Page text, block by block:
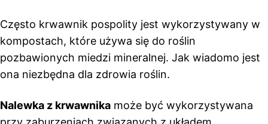
Często krwawnik pospolity jest wykorzystywany w
kompostach, które używa się do roślin
pozbawionych miedzi mineralnej. Jak wiadomo jest
ona niezbędna dla zdrowia roślin.
Nalewka z krwawnika może być wykorzystywana